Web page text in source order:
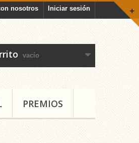
+
Iniciar sesión
nosotros
vacío
PREMIOS